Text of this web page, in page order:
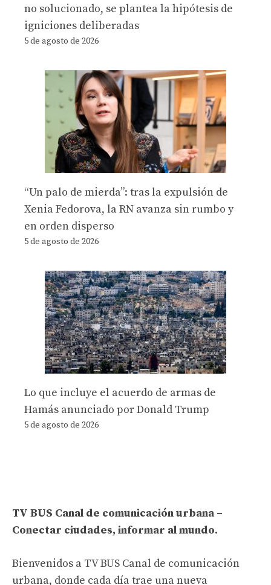
no solucionado, se plantea la hipótesis de
igniciones deliberadas
5 de agosto de 2026
“Un palo de mierda”: tras la expulsión de
Xenia Fedorova, la RN avanza sin rumbo y
en orden disperso
5 de agosto de 2026
Lo que incluye el acuerdo de armas de
Hamás anunciado por Donald Trump
5 de agosto de 2026
TV BUS Canal de comunicación urbana –
Conectar ciudades, informar al mundo.
Bienvenidos a TV BUS Canal de comunicación
urbana, donde cada día trae una nueva